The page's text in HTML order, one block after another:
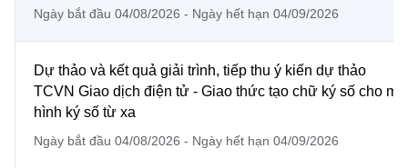
Ngày bắt đầu 04/08/2026 - Ngày hết hạn 04/09/2026
Dự thảo và kết quả giải trình, tiếp thu ý kiến dự thảo
TCVN Giao dịch điện tử - Giao thức tạo chữ ký số cho mô
hình ký số từ xa
Ngày bắt đầu 04/08/2026 - Ngày hết hạn 04/09/2026